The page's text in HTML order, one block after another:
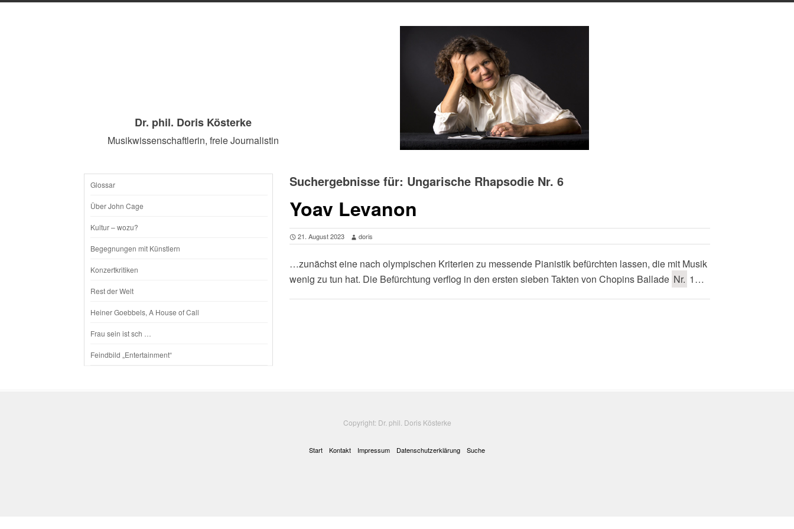
Dr. phil. Doris Kösterke
Musikwissenschaftlerin, freie Journalistin
SKIP
CONTENT
Glossar
Über John Cage
Kultur – wozu?
Begegnungen mit Künstlern
Konzertkritiken
Rest der Welt
Heiner Goebbels, A House of Call
Frau sein ist sch …
Feindbild „Entertainment“
Suchergebnisse für: Ungarische Rhapsodie Nr. 6
Yoav Levanon
21. August 2023 doris
…zunächst eine nach olympischen Kriterien zu messende Pianistik befürchten lassen, die mit Musik
wenig zu tun hat. Die Befürchtung verflog in den ersten sieben Takten von Chopins Ballade Nr. 1…
Copyright: Dr. phil. Doris Kösterke
Start Kontakt Impressum Datenschutzerklärung Suche